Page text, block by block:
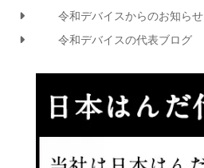
令和デバイスからのお知らせ
令和デバイスの代表ブログ